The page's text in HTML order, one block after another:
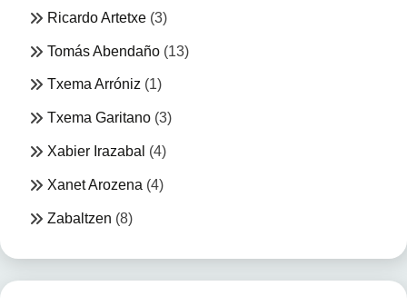
Ricardo Artetxe (3)
Tomás Abendaño (13)
Txema Arróniz (1)
Txema Garitano (3)
Xabier Irazabal (4)
Xanet Arozena (4)
Zabaltzen (8)